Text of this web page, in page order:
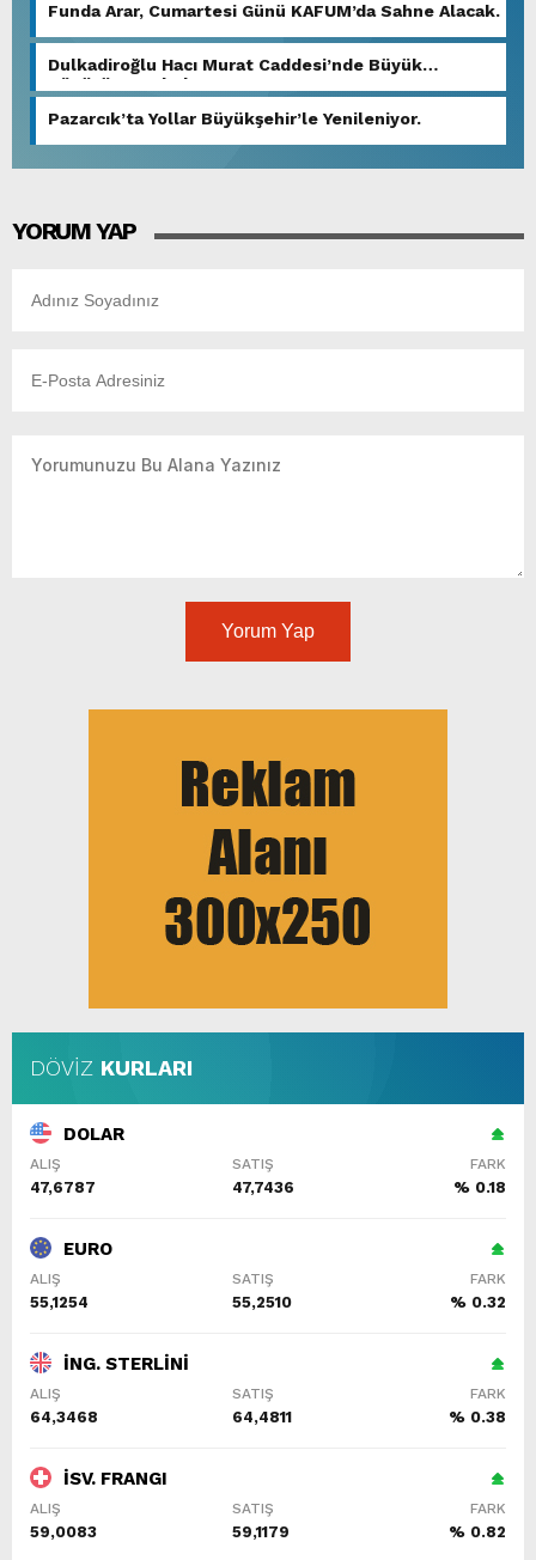
Funda Arar, Cumartesi Günü KAFUM’da Sahne Alacak.
Dulkadiroğlu Hacı Murat Caddesi’nde Büyük
Dönüşüm Başladı.
Pazarcık’ta Yollar Büyükşehir’le Yenileniyor.
YORUM YAP
Yorum Yap
DÖVİZ KURLARI
DOLAR
ALIŞ SATIŞ FARK
47,6787 47,7436 % 0.18
EURO
ALIŞ SATIŞ FARK
55,1254 55,2510 % 0.32
İNG. STERLİNİ
ALIŞ SATIŞ FARK
64,3468 64,4811 % 0.38
İSV. FRANGI
ALIŞ SATIŞ FARK
59,0083 59,1179 % 0.82